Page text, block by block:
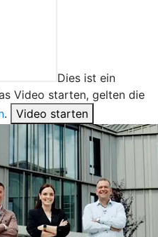
Dies ist ein
Video starten, gelten die
. Video starten